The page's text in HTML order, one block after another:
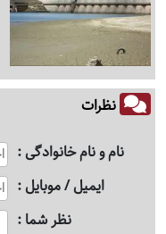
نظرات
نام و نام خانوادگی
ایمیل / موبایل
نظر شما